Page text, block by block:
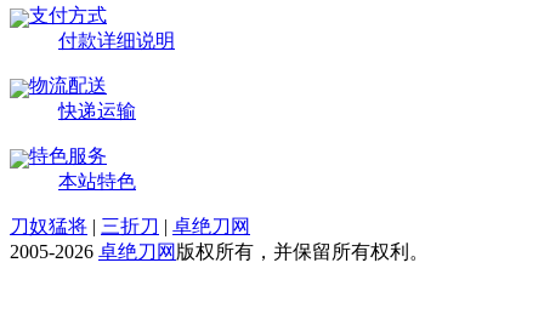
支付方式
付款详细说明
物流配送
快递运输
特色服务
本站特色
刀奴猛将 | 三折刀 | 卓绝刀网
2005-2026 卓绝刀网 版权所有，并保留所有权利。